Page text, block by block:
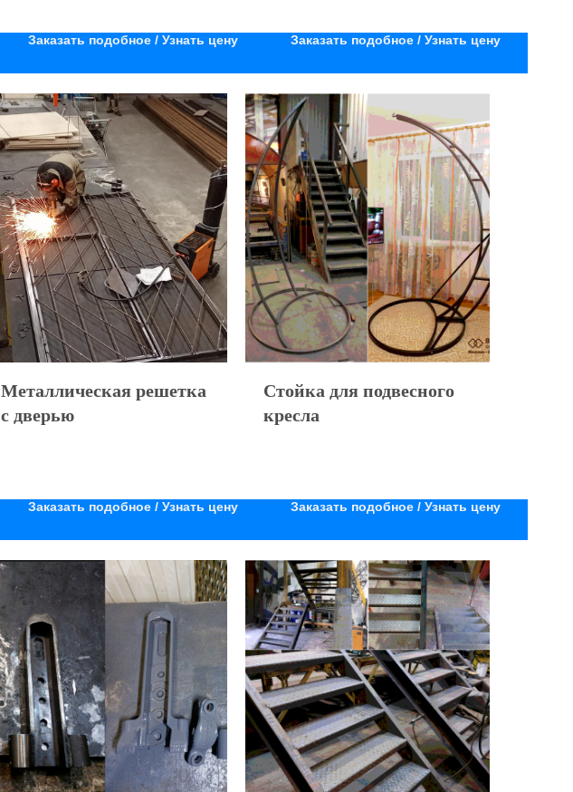
Заказать подобное / Узнать цену Заказать подобное / Узнать цену
Металлическая решетка
с дверью
Заказать подобное / Узнать цену
Стойка для подвесного
кресла
Заказать подобное / Узнать цену